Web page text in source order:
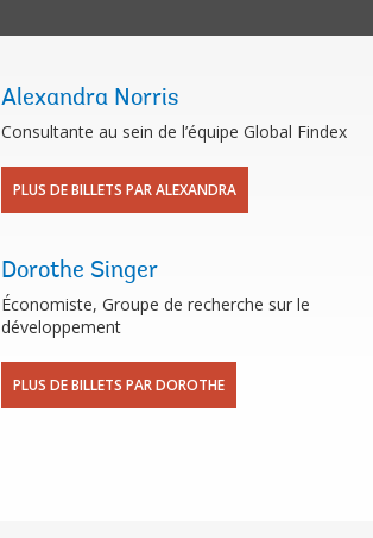
Alexandra Norris
Consultante au sein de l’équipe Global Findex
PLUS DE BILLETS PAR ALEXANDRA
Dorothe Singer
Économiste, Groupe de recherche sur le
développement
PLUS DE BILLETS PAR DOROTHE